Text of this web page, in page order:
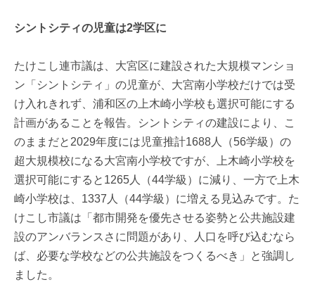
シントシティの児童は2学区に
たけこし連市議は、大宮区に建設された大規模マンショ
ン「シントシティ」の児童が、大宮南小学校だけでは受
け入れきれず、浦和区の上木崎小学校も選択可能にする
計画があることを報告。シントシティの建設により、こ
のままだと2029年度には児童推計1688人（56学級）の
超大規模校になる大宮南小学校ですが、上木崎小学校を
選択可能にすると1265人（44学級）に減り、一方で上木
崎小学校は、1337人（44学級）に増える見込みです。た
けこし市議は「都市開発を優先させる姿勢と公共施設建
設のアンバランスさに問題があり、人口を呼び込むなら
ば、必要な学校などの公共施設をつくるべき」と強調し
ました。